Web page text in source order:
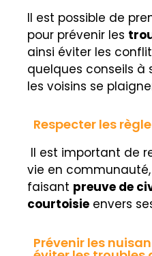
Il est possible de
pour prévenir les
ainsi éviter les
quelques conseils à
les voisins se
Respecter les
Il est important de
vie en
faisant preuve de
courtoisie envers
Prévenir les